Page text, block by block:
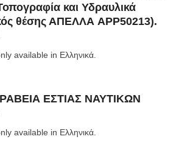
και Υδραυλικά
θέσης ΑΠΕΛΛΑ APP50213).
available in Ελληνικά.
ΕΣΤΙΑΣ ΝΑΥΤΙΚΩΝ
available in Ελληνικά.